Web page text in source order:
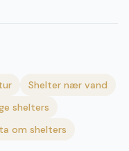
Shelter nær vand
shelters
om shelters